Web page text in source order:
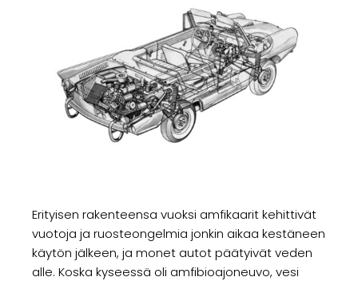
Erityisen rakenteensa vuoksi amfikaarit kehittivät
vuotoja ja ruosteongelmia jonkin aikaa kestäneen
käytön jälkeen, ja monet autot päätyivät veden
alle. Koska kyseessä oli amfibioajoneuvo, vesi